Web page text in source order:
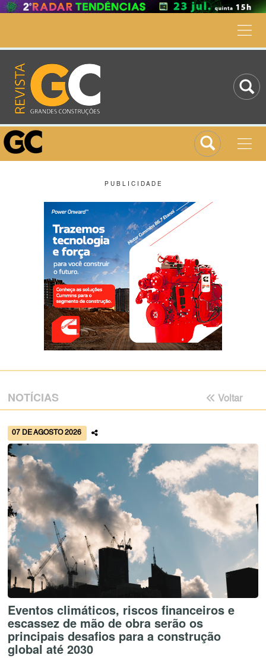
P U B L I C I D A D E
NOTÍCIAS Voltar
07 DE AGOSTO 2026
Eventos climáticos, riscos financeiros e
escassez de mão de obra serão os
principais desafios para a construção
global até 2030